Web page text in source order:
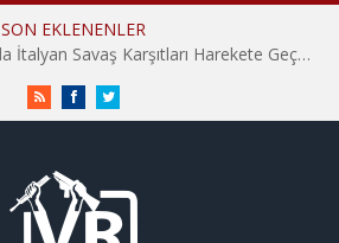
SON EKLENENLER
Hiroşima’nın 81. Yılında İtalyan Savaş Karşıtları Harekete Geçti: “Hatırlamak yeterli değil”
RSS FacebookTwitter